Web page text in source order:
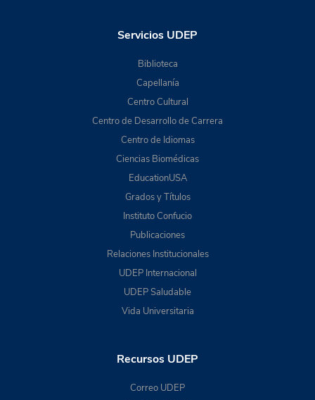
Servicios UDEP
Biblioteca
Capellanía
Centro Cultural
Centro de Desarrollo de Carrera
Centro de Idiomas
Ciencias Biomédicas
EducationUSA
Grados y Títulos
Instituto Confucio
Publicaciones
Relaciones Institucionales
UDEP Internacional
UDEP Saludable
Vida Universitaria
Recursos UDEP
Correo UDEP